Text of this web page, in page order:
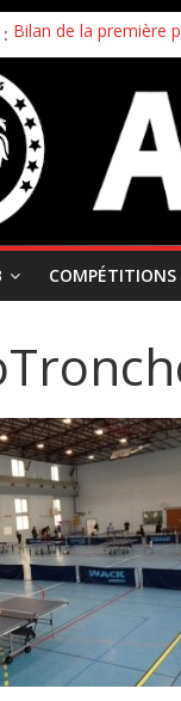
Bilan de la première
Bilan de fin de
Inscriptions 2026/
Stage enfants été
Championnat par
COMPÉTITIONS